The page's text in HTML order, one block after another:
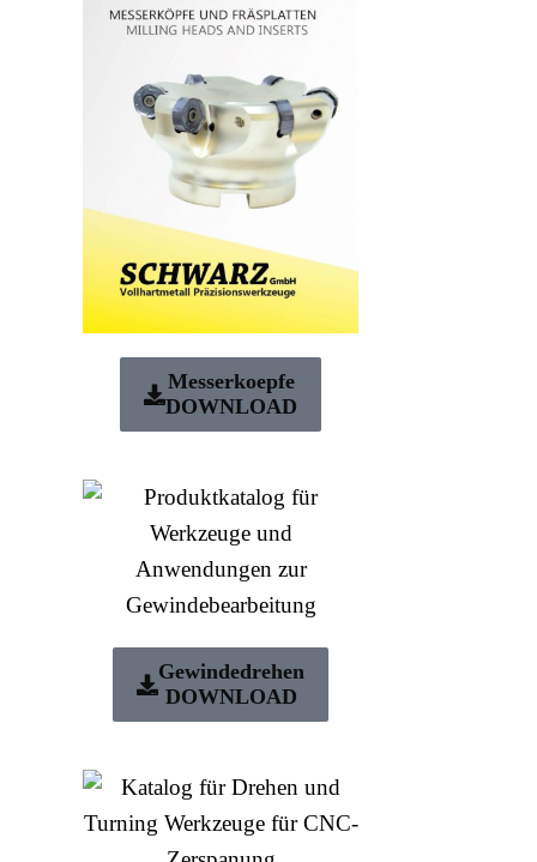
Messerkoepfe
DOWNLOAD
Gewindedrehen
DOWNLOAD